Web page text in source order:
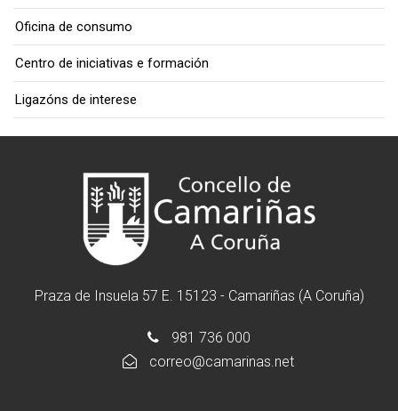
Oficina de consumo
Centro de iniciativas e formación
Ligazóns de interese
Praza de Insuela 57 E. 15123 - Camariñas (A Coruña)
981 736 000
correo@camarinas.net